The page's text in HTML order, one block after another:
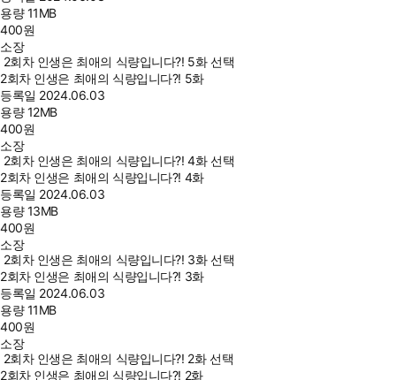
용량11MB
400원
소장
2회차 인생은 최애의 식량입니다?! 5화 선택
2회차 인생은 최애의 식량입니다?! 5화
등록일 2024.06.03
용량12MB
400원
소장
2회차 인생은 최애의 식량입니다?! 4화 선택
2회차 인생은 최애의 식량입니다?! 4화
등록일 2024.06.03
용량13MB
400원
소장
2회차 인생은 최애의 식량입니다?! 3화 선택
2회차 인생은 최애의 식량입니다?! 3화
등록일 2024.06.03
용량11MB
400원
소장
2회차 인생은 최애의 식량입니다?! 2화 선택
2회차 인생은 최애의 식량입니다?! 2화